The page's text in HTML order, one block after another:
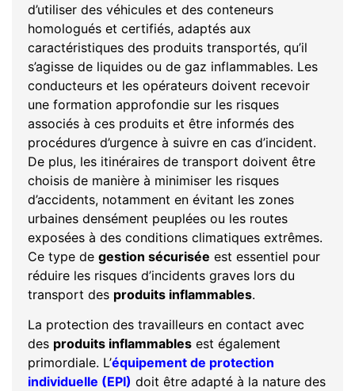
d’utiliser des véhicules et des conteneurs
homologués et certifiés, adaptés aux
caractéristiques des produits transportés, qu’il
s’agisse de liquides ou de gaz inflammables. Les
conducteurs et les opérateurs doivent recevoir
une formation approfondie sur les risques
associés à ces produits et être informés des
procédures d’urgence à suivre en cas d’incident.
De plus, les itinéraires de transport doivent être
choisis de manière à minimiser les risques
d’accidents, notamment en évitant les zones
urbaines densément peuplées ou les routes
exposées à des conditions climatiques extrêmes.
Ce type de gestion sécurisée est essentiel pour
réduire les risques d’incidents graves lors du
transport des produits inflammables.
La protection des travailleurs en contact avec
des produits inflammables est également
primordiale. L’équipement de protection
individuelle (EPI) doit être adapté à la nature des